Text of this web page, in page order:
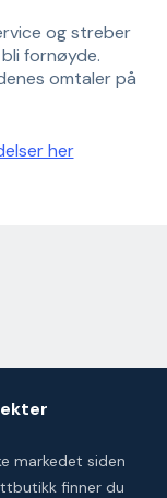
og streber
fornøyde.
omtaler på
her
markedet siden
finner du